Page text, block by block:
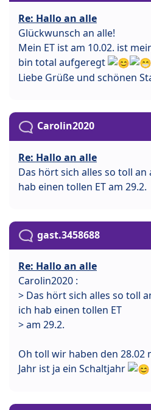
Re: Hallo an alle
Glückwunsch an alle!
Mein ET ist am 10.02. ist
bin total aufgeregt
Liebe Grüße und schönen
Carolin2020
Re: Hallo an alle
Das hört sich alles so toll an
hab einen tollen ET am 29.2.
gast.3458688
Re: Hallo an alle
Carolin2020 :
> Das hört sich alles so toll
ich hab einen tollen ET
> am 29.2.
Oh toll wir haben den 28.02
Jahr ist ja ein Schaltjahr